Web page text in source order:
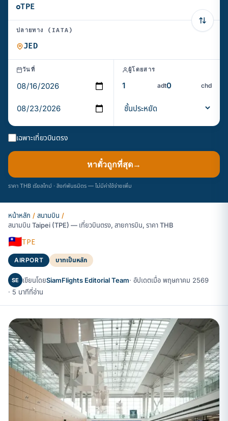
ปลายทาง (IATA)
วันที่ ผู้โดยสาร
adt chd
เฉพาะเที่ยวบินตรง
หาตั๋วถูกที่สุด→
ราคา THB เรียลไทม์ · ลิงก์พันธมิตร — ไม่มีค่าใช้จ่ายเพิ่ม
หน้าหลัก / สนามบิน /
สนามบิน Taipei (TPE) — เที่ยวบินตรง, สายการบิน, ราคา THB
🇹🇼TPE
AIRPORT บาทเป็นหลัก
SE เขียนโดยSiamFlights Editorial Team· อัปเดตเมื่อ พฤษภาคม 2569
· 5 นาทีที่อ่าน